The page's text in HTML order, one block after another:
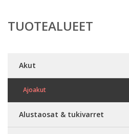
TUOTEALUEET
Akut
Ajoakut
Alustaosat & tukivarret